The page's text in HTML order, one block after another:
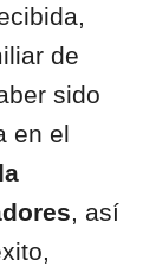
de
sido
en el
, así